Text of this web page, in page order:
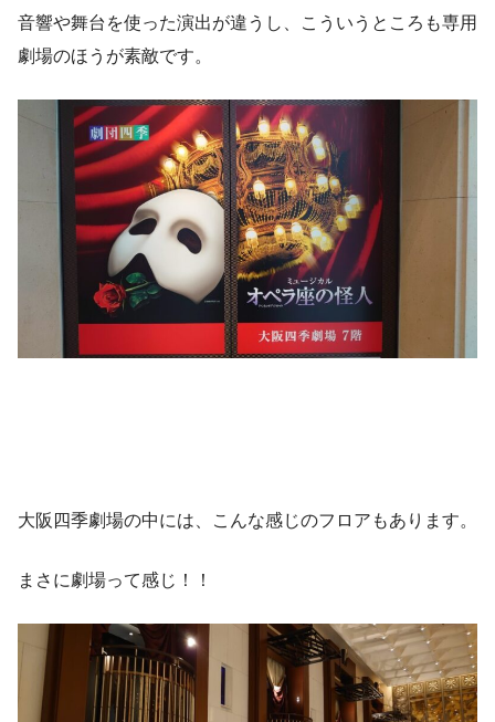
音響や舞台を使った演出が違うし、こういうところも専用
劇場のほうが素敵です。
大阪四季劇場の中には、こんな感じのフロアもあります。
まさに劇場って感じ！！